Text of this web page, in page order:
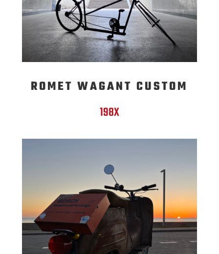
ROMET WAGANT CUSTOM
198X